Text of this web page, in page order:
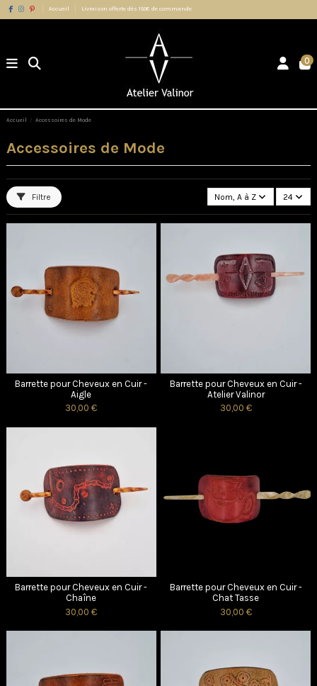
Accueil Livraison offerte dès 150€ de commande
0
Accueil Accessoires de Mode
Accessoires de Mode
Filtre Nom, A à Z 24
Barrette pour Cheveux en Cuir -
Aigle
30,00 €
Barrette pour Cheveux en Cuir -
Atelier Valinor
30,00 €
Barrette pour Cheveux en Cuir -
Chaîne
30,00 €
Barrette pour Cheveux en Cuir -
Chat Tasse
30,00 €